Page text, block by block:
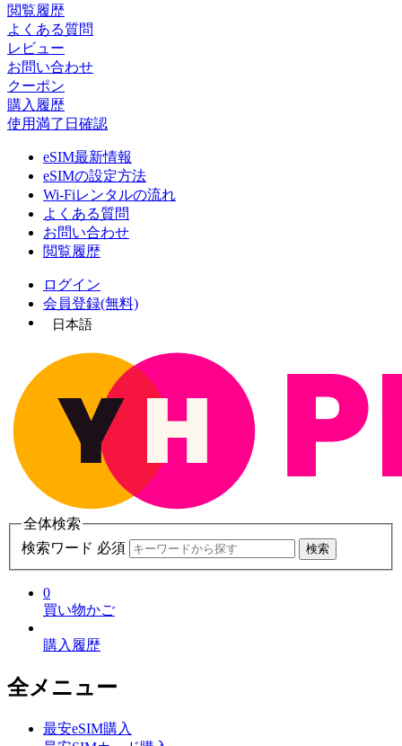
閲覧履歴
よくある質問
レビュー
お問い合わせ
クーポン
購入履歴
使用満了日確認
eSIM最新情報
eSIMの設定方法
Wi-Fiレンタルの流れ
よくある質問
お問い合わせ
閲覧履歴
ログイン
会員登録(無料)
日本語
全体検索
検索ワード 必須
検索
0
買い物かご
購入履歴
全メニュー
最安eSIM購入